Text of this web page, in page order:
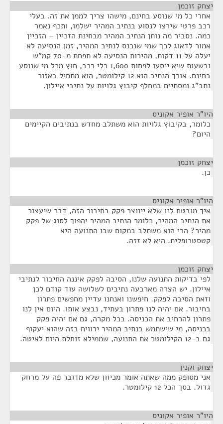
יצחק זוכמן
אחרי כל מי שנוסע בחינם, מישהו צריך לממן את זה. בעלי
רכב פרטי שירצו לנסוע בנתיב המהיר ישלמו, ותכף נאמר
כמה. נסביר מה נותן הנתיב המהיר מבחינת הזכיין – הזכיין
אמור לדאוג לכך שמי שנכנס לנתיב המהיר, זמן הנסיעה לא
יעלה על 11 דקות, מהירות הנסיעה לא תפחת מ-70 קמ"ש
ובשעות שיא ייסעו לפחות 1,600 כלי רכב, חוץ מכל מי שנוסע
בחינם. אורך הנתיב הוא 12 קילומטר, הוא מתחיל באזור
נתב"ג ומסתיים במחלף קיבוץ גלויות על נתיבי איילון.
היו"ר אופיר אקוניס
כלומר, בקיבוץ גלויות הוא משתלב מחדש בנתיבים הקיימים
היום?
יצחק זוכמן
כן.
היו"ר אופיר אקוניס
איך מובטח לנו שלא ייווצר פקק בחיבור הזה, דבר שיעצור
את הנתיב המהיר, כלומר הנתיב המהיר יהפוך לסוג של פקק
מהיר? הרי הוא משתלב במקום שבו התנועה היא
קטסטרופלית. היא לא זזה.
יצחק זוכמן
לפי בדיקות התנועה שלנו, הסיבה לפקק איננה החיבור לנתיבי
איילון. יש הצרה מארבעה נתיבים לשלושה עוד קודם לכן
וזאת הסיבה לפקק. חיפשנו ואנחנו עדיין מחפשים פתרון
בחיבור. אם יהיה לנו פתרון בעתיד, נבצע אותו. היום אין לנו
פתרון להרחיב את הכניסה. בכל מקרה, גם אם יהיה פקק
בכניסה, מי שישתמש בנתיב המהיר ירוויח בזה שהוא יעקוף
גם ב-12 הקילומטר את התנועה, שממילא זוחלת היום לאיטה.
יצחק וקנין
אני מסופק ממה שאתה אומר מכיוון שלא מדובר פה על מרחק
גדול. בסך הכל 12 קילומטר.
היו"ר אופיר אקוניס